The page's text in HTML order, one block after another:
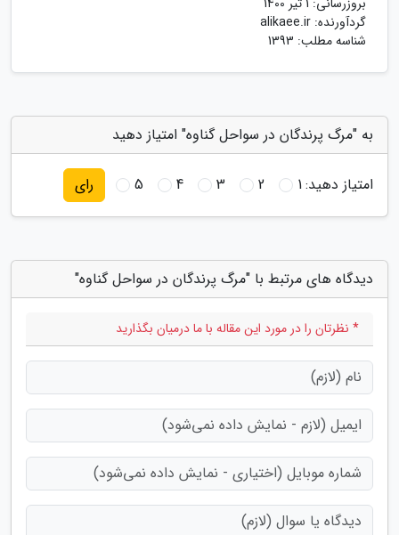
گردآورنده: alikaee.ir
شناسه مطلب: 1393
به "مرگ پرندگان در سواحل گناوه" امتیاز دهید
امتیاز دهید:1
2
3
4
5 رای
دیدگاه های مرتبط با "مرگ پرندگان در سواحل گناوه"
* نظرتان را در مورد این مقاله با ما درمیان بگذارید